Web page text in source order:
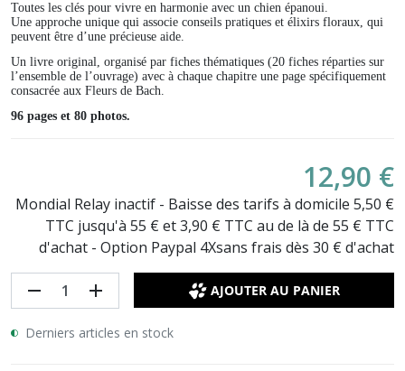
Toutes les clés pour vivre en harmonie avec un chien épanoui.
Une approche unique qui associe conseils pratiques et élixirs floraux, qui
peuvent être d’une précieuse aide.
Un livre original, organisé par fiches thématiques (20 fiches réparties sur
l’ensemble de l’ouvrage) avec à chaque chapitre une page spécifiquement
consacrée aux Fleurs de Bach.
96 pages et 80 photos.
12,90 €
Mondial Relay inactif - Baisse des tarifs à domicile 5,50 €
TTC jusqu'à 55 € et 3,90 € TTC au de là de 55 € TTC
d'achat - Option Paypal 4Xsans frais dès 30 € d'achat
remove add AJOUTER AU PANIER
Derniers articles en stock